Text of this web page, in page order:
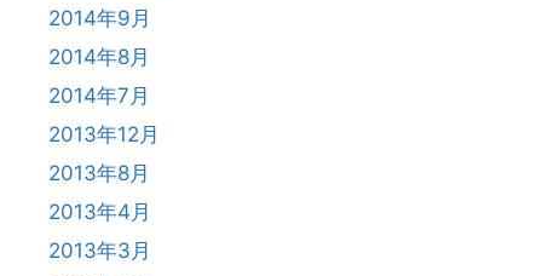
2014年9月
2014年8月
2014年7月
2013年12月
2013年8月
2013年4月
2013年3月